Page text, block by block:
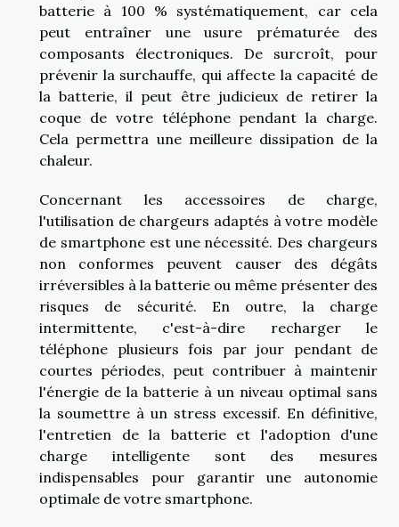
batterie à 100 % systématiquement, car cela
peut entraîner une usure prématurée des
composants électroniques. De surcroît, pour
prévenir la surchauffe, qui affecte la capacité de
la batterie, il peut être judicieux de retirer la
coque de votre téléphone pendant la charge.
Cela permettra une meilleure dissipation de la
chaleur.
Concernant les accessoires de charge,
l'utilisation de chargeurs adaptés à votre modèle
de smartphone est une nécessité. Des chargeurs
non conformes peuvent causer des dégâts
irréversibles à la batterie ou même présenter des
risques de sécurité. En outre, la charge
intermittente, c'est-à-dire recharger le
téléphone plusieurs fois par jour pendant de
courtes périodes, peut contribuer à maintenir
l'énergie de la batterie à un niveau optimal sans
la soumettre à un stress excessif. En définitive,
l'entretien de la batterie et l'adoption d'une
charge intelligente sont des mesures
indispensables pour garantir une autonomie
optimale de votre smartphone.